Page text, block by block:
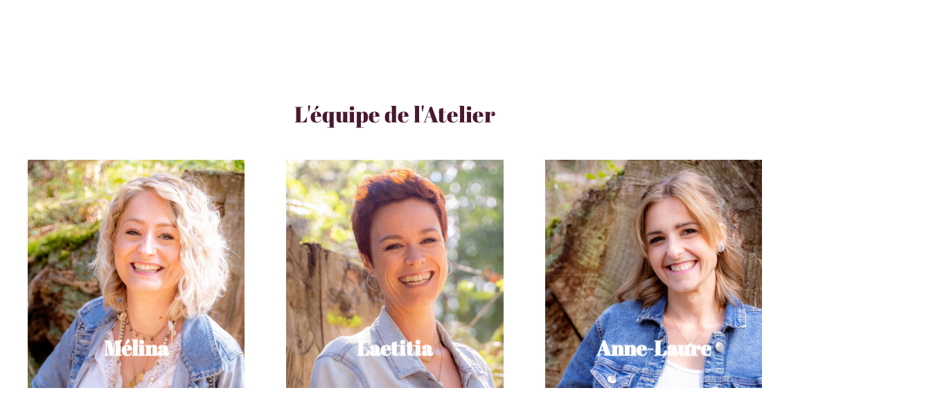
L'équipe de l'Atelier
Mélina
Mélina
Coiffeuse / Barbière
Une couleur : le rouge
Un plat : les sushis
Une musique : Jailhouse Rock
d'Elvis Presley
Un endroit : Minneriya - Sri Lanka
Une coupe de cheveux : carré
long bouclé
Laetitia
Laetitia
Coiffeuse / Barbière
Une couleur : le bleu
Un plat : la mousse au chocolat
Une musique : Madness de Muse
Un endroit : Sossusvlei - Namibie
Une coupe de cheveux : toutes
Anne-Laure
Anne-Laure
Esthéticienne / Coiffeuse
Une couleur : le rouge
Un plat : La raclette
Une musique : Hallelujah
Un endroit : Amsterdam
Une coupe de cheveux : Cheveux
longs